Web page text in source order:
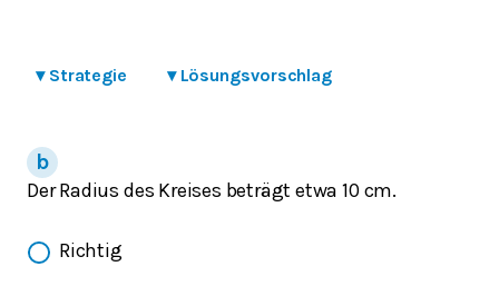
▾ Strategie ▾ Lösungsvorschlag
Der Radius des Kreises beträgt etwa 10 cm.
Richtig